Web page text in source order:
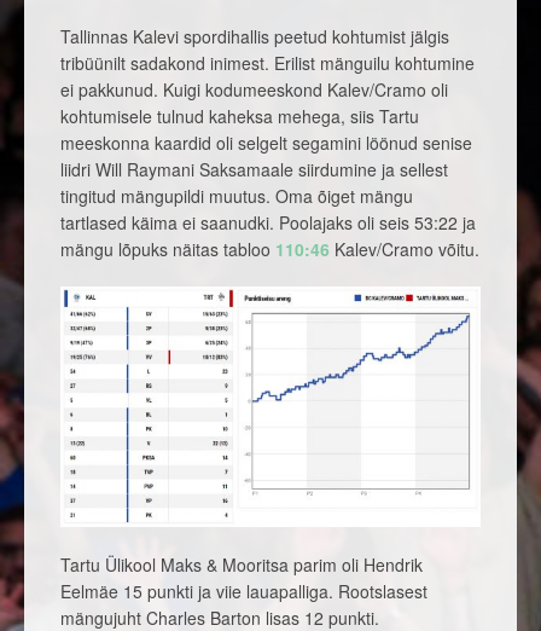
Tallinnas Kalevi spordihallis peetud kohtumist jälgis
tribüünilt sadakond inimest. Erilist mänguilu kohtumine
ei pakkunud. Kuigi kodumeeskond Kalev/Cramo oli
kohtumisele tulnud kaheksa mehega, siis Tartu
meeskonna kaardid oli selgelt segamini löönud senise
liidri Will Raymani Saksamaale siirdumine ja sellest
tingitud mängupildi muutus. Oma õiget mängu
tartlased käima ei saanudki. Poolajaks oli seis 53:22 ja
mängu lõpuks näitas tabloo 110:46 Kalev/Cramo võitu.
Tartu Ülikool Maks & Mooritsa parim oli Hendrik
Eelmäe 15 punkti ja viie lauapalliga. Rootslasest
mängujuht Charles Barton lisas 12 punkti.